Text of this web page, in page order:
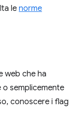
le norme
web che ha
semplicemente
conoscere i flag